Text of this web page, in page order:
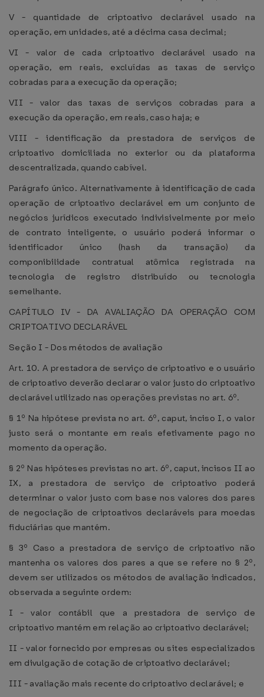
V - quantidade de criptoativo declarável usado na
operação, em unidades, até a décima casa decimal;
VI - valor de cada criptoativo declarável usado na
operação, em reais, excluídas as taxas de serviço
cobradas para a execução da operação;
VII - valor das taxas de serviços cobradas para a
execução da operação, em reais, caso haja; e
VIII - identificação da prestadora de serviços de
criptoativo domiciliada no exterior ou da plataforma
descentralizada, quando cabível.
Parágrafo único. Alternativamente à identificação de cada
operação de criptoativo declarável em um conjunto de
negócios jurídicos executado indivisivelmente por meio
de contrato inteligente, o usuário poderá informar o
identificador único (hash da transação) da
componibilidade contratual atômica registrada na
tecnologia de registro distribuído ou tecnologia
semelhante.
CAPÍTULO IV - DA AVALIAÇÃO DA OPERAÇÃO COM
CRIPTOATIVO DECLARÁVEL
Seção I - Dos métodos de avaliação
Art. 10. A prestadora de serviço de criptoativo e o usuário
de criptoativo deverão declarar o valor justo do criptoativo
declarável utilizado nas operações previstas no art. 6º.
§ 1º Na hipótese prevista no art. 6º, caput, inciso I, o valor
justo será o montante em reais efetivamente pago no
momento da operação.
§ 2º Nas hipóteses previstas no art. 6º, caput, incisos II ao
IX, a prestadora de serviço de criptoativo poderá
determinar o valor justo com base nos valores dos pares
de negociação de criptoativos declaráveis para moedas
fiduciárias que mantém.
§ 3º Caso a prestadora de serviço de criptoativo não
mantenha os valores dos pares a que se refere no § 2º,
devem ser utilizados os métodos de avaliação indicados,
observada a seguinte ordem:
I - valor contábil que a prestadora de serviço de
criptoativo mantém em relação ao criptoativo declarável;
II - valor fornecido por empresas ou sites especializados
em divulgação de cotação de criptoativo declarável;
III - avaliação mais recente do criptoativo declarável; e